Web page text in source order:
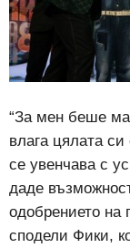
“За мен беше
влага цялата
се увенчава с
даде
одобрението на
сподели Фики,